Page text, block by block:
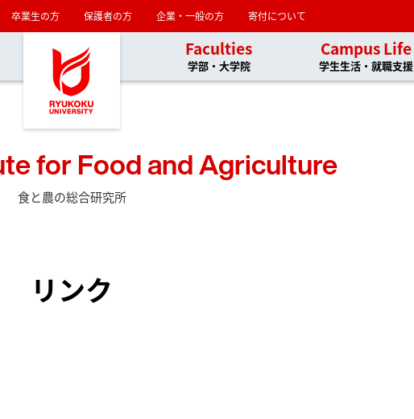
卒業生の方 保護者の方 企業・一般の方 寄付について
Faculties
学部・大学院
Campus Life
学生生活・就職支援
for Food and Agriculture
食と農の総合研究所
リンク